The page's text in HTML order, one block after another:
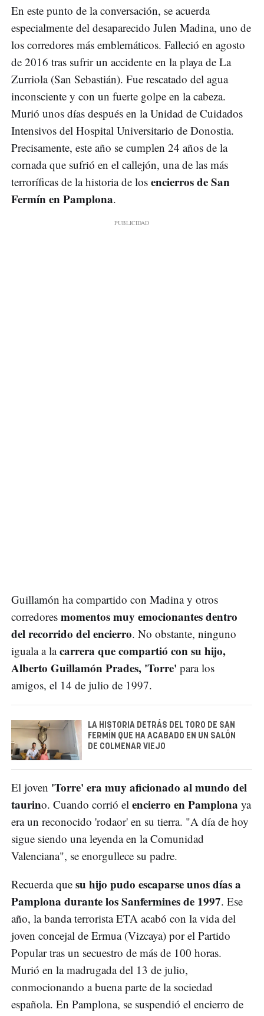
En este punto de la conversación, se acuerda
especialmente del desaparecido Julen Madina, uno de
los corredores más emblemáticos. Falleció en agosto
de 2016 tras sufrir un accidente en la playa de La
Zurriola (San Sebastián). Fue rescatado del agua
inconsciente y con un fuerte golpe en la cabeza.
Murió unos días después en la Unidad de Cuidados
Intensivos del Hospital Universitario de Donostia.
Precisamente, este año se cumplen 24 años de la
cornada que sufrió en el callejón, una de las más
terroríficas de la historia de los encierros de San
Fermín en Pamplona.
Guillamón ha compartido con Madina y otros
corredores momentos muy emocionantes dentro
del recorrido del encierro. No obstante, ninguno
iguala a lacarrera que compartió con su hijo,
Alberto Guillamón Prades, 'Torre' para los
amigos, el 14 de julio de 1997.
LA HISTORIA DETRÁS DEL TORO DE SAN
FERMÍN QUE HA ACABADO EN UN SALÓN
DE COLMENAR VIEJO
El joven 'Torre' era muy aficionado al mundo del
taurino. Cuando corrió el encierro en Pamplona ya
era un reconocido 'rodaor' en su tierra. "A día de hoy
sigue siendo una leyenda en la Comunidad
Valenciana", se enorgullece su padre.
Recuerda que su hijo pudo escaparse unos días a
Pamplona durante los Sanfermines de 1997. Ese
año, la banda terrorista ETA acabó con la vida del
joven concejal de Ermua (Vizcaya) por el Partido
Popular tras un secuestro de más de 100 horas.
Murió en la madrugada del 13 de julio,
conmocionando a buena parte de la sociedad
española. En Pamplona, se suspendió el encierro de